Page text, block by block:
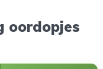
oordopjes